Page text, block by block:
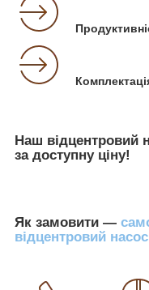
Наш відцентровий
за доступну ціну!
Як замовити —
відцентровий насос